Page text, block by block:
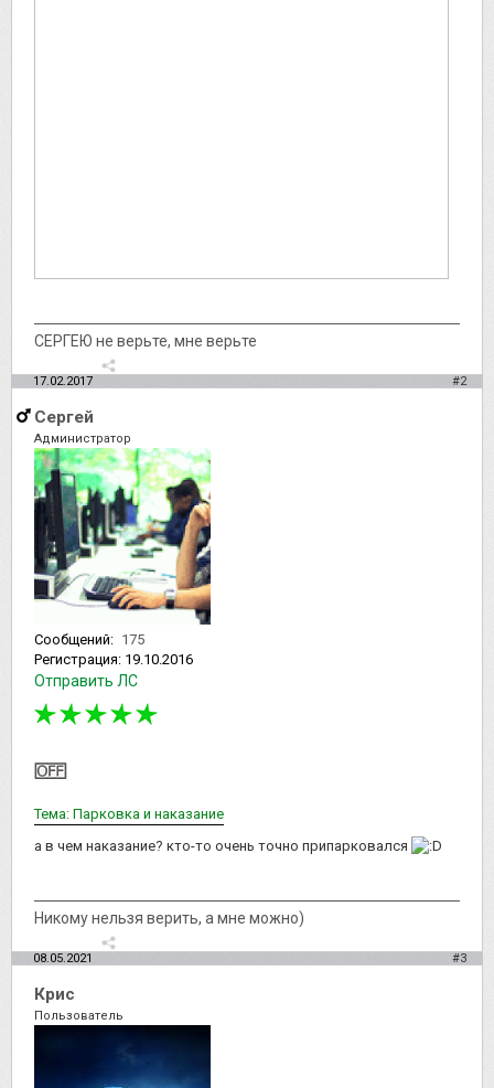
СЕРГЕЮ не верьте, мне верьте
17.02.2017 #2
Сергей
Администратор
Сообщений: 175
Регистрация: 19.10.2016
Отправить ЛС
Тема: Парковка и наказание
а в чем наказание? кто-то очень точно припарковался
Никому нельзя верить, а мне можно)
08.05.2021 #3
Крис
Пользователь